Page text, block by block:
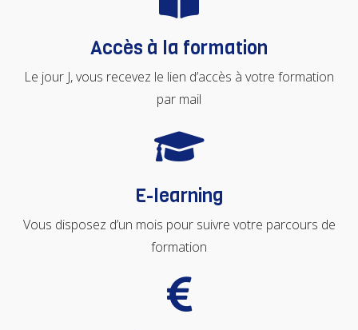
Accès à la formation
Le jour J, vous recevez le lien d’accès à votre formation
par mail
E-learning
Vous disposez d’un mois pour suivre votre parcours de
formation